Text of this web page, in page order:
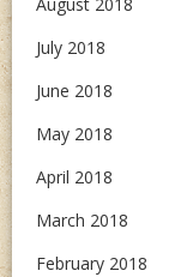
July 2018
June 2018
May 2018
April 2018
March 2018
February 2018